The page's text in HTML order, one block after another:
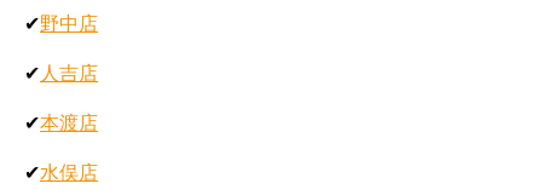
✔野中店
✔ 人吉店
✔本渡店
✔水俣店